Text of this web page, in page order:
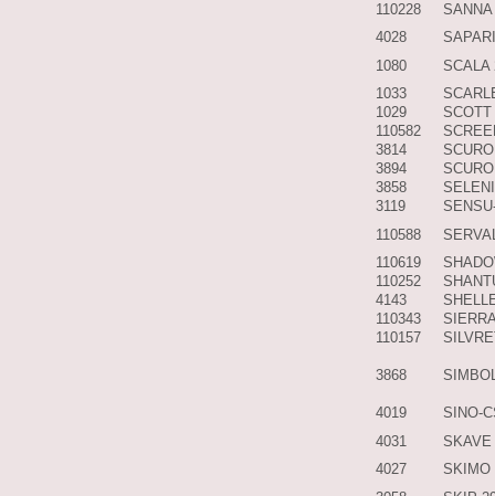
110228
SANNA
4028
1080
SCALA
1033
1029
SCOTT
110582
3814
SCURO
3894
3858
3119
110588
110619
110252
4143
110343
110157
3868
4019
SINO-
4031
SKAVE
4027
SKIMO